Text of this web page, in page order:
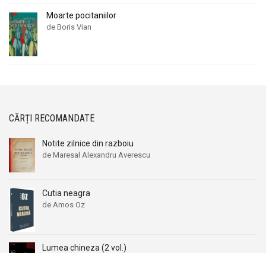
Moarte pocitaniilor
de Boris Vian
CĂRȚI RECOMANDATE
Notite zilnice din razboiu
de Maresal Alexandru Averescu
Cutia neagra
de Amos Oz
Lumea chineza (2 vol.)